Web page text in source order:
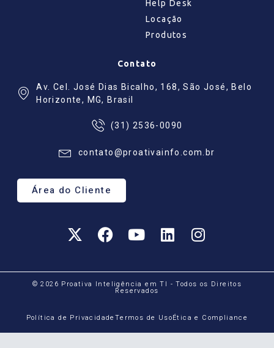
Help Desk
Locação
Produtos
Contato
Av. Cel. José Dias Bicalho, 168, São José, Belo
Horizonte, MG, Brasil
(31) 2536-0090
contato@proativainfo.com.br
Área do Cliente
© 2026 Proativa Inteligência em TI - Todos os Direitos
Reservados
Política de PrivacidadeTermos de UsoÉtica e Compliance